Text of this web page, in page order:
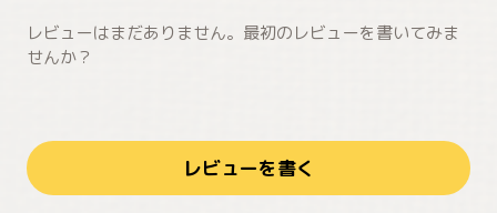
レビューはまだありません。最初のレビューを書いてみま
せんか？
レビューを書く